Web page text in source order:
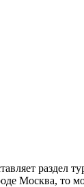
Москва, то